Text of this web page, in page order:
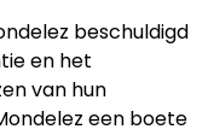
beschuldigd
en het
van hun
een boete